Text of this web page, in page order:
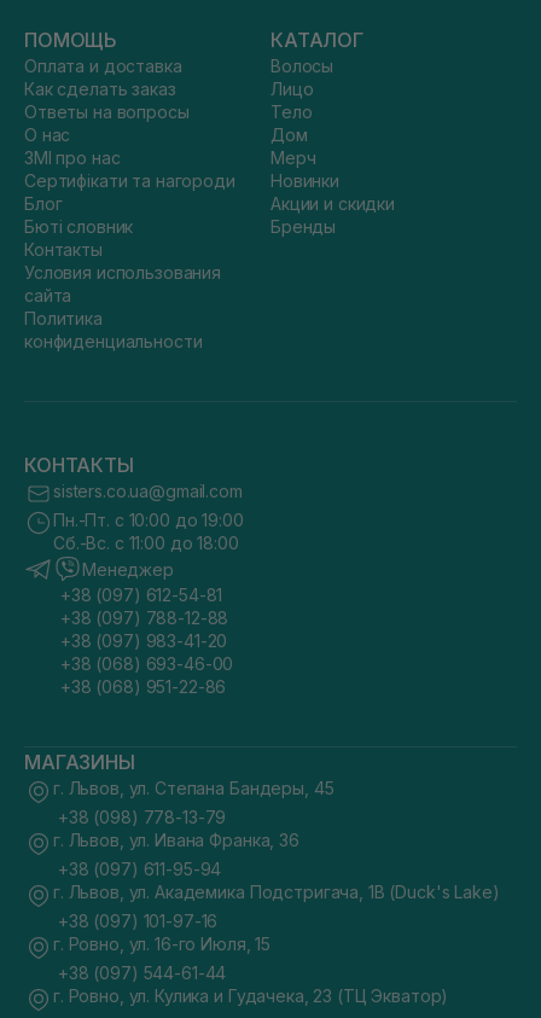
ПОМОЩЬ
Оплата и доставка
Как сделать заказ
Ответы на вопросы
О нас
ЗМІ про нас
Сертифікати та нагороди
Блог
Бюті словник
Контакты
Условия использования
сайта
Политика
конфиденциальности
КАТАЛОГ
Волосы
Лицо
Тело
Дом
Мерч
Новинки
Акции и скидки
Бренды
КОНТАКТЫ
sisters.co.ua@gmail.com
Пн.-Пт. с 10:00 до 19:00
Сб.-Вс. с 11:00 до 18:00
Менеджер
+38 (097) 612-54-81
+38 (097) 788-12-88
+38 (097) 983-41-20
+38 (068) 693-46-00
+38 (068) 951-22-86
МАГАЗИНЫ
г. Львов, ул. Степана Бандеры, 45
+38 (098) 778-13-79
г. Львов, ул. Ивана Франка, 36
+38 (097) 611-95-94
г. Львов, ул. Академика Подстригача, 1В (Duck's Lake)
+38 (097) 101-97-16
г. Ровно, ул. 16-го Июля, 15
+38 (097) 544-61-44
г. Ровно, ул. Кулика и Гудачека, 23 (ТЦ Экватор)